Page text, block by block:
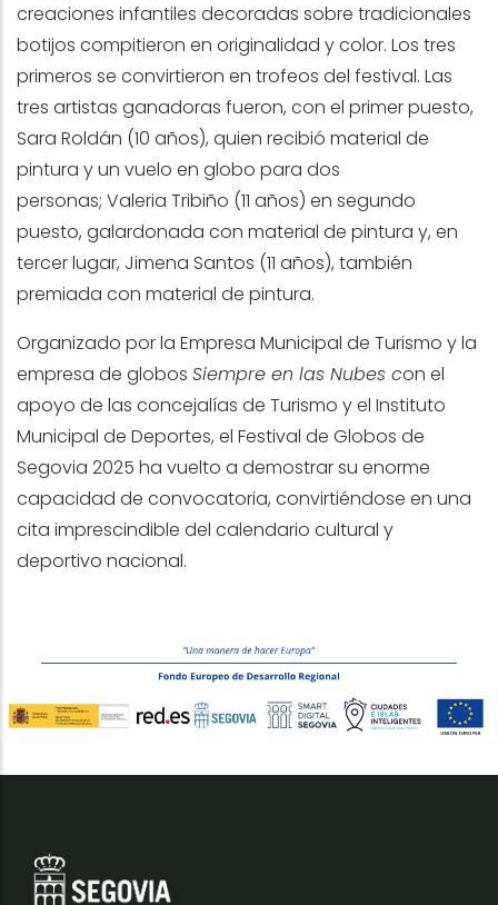
creaciones infantiles decoradas sobre tradicionales
botijos compitieron en originalidad y color. Los tres
primeros se convirtieron en trofeos del festival. Las
tres artistas ganadoras fueron, con el primer puesto,
Sara Roldán (10 años), quien recibió material de
pintura y un vuelo en globo para dos
personas; Valeria Tribiño (11 años) en segundo
puesto, galardonada con material de pintura y, en
tercer lugar, Jimena Santos (11 años), también
premiada con material de pintura.
Organizado por la Empresa Municipal de Turismo y la
empresa de globos Siempre en las Nubes con el
apoyo de las concejalías de Turismo y el Instituto
Municipal de Deportes, el Festival de Globos de
Segovia 2025 ha vuelto a demostrar su enorme
capacidad de convocatoria, convirtiéndose en una
cita imprescindible del calendario cultural y
deportivo nacional.